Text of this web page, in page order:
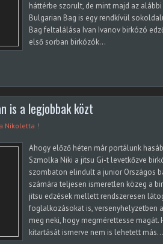
háttérbe szorult, de mint majd az
Bulgarian Bag is egy rendkívül
Bag feltalálása Ivan Ivanov birkózó
első sorban birkózók...
is a legjobbak közt
Nikoletta
Ahogy előző héten már portálunk
Szmolka Niki a jitsu Gi-t levetkőzve
szombaton elindult a junior Országos
számára teljesen ismeretlen közeg a
jitsu edzések mellett rendszeresen
foglalkozásokat is, versenyhelyzetben
meg neki, hogy megmérettesse magát.
kitartását ismerve nem is lehetett más...